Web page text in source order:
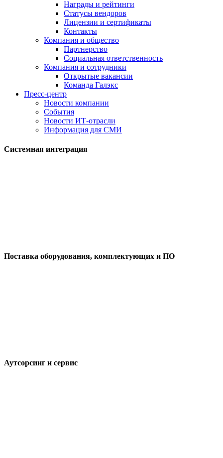
Награды и рейтинги
Статусы вендоров
Лицензии и сертификаты
Контакты
Компания и общество
Партнерство
Социальная ответственность
Компания и сотрудники
Открытые вакансии
Команда Галэкс
Пресс-центр
Новости компании
События
Новости ИТ-отрасли
Информация для СМИ
Системная интеграция
Поставка оборудования, комплектующих и ПО
Аутсорсинг и сервис